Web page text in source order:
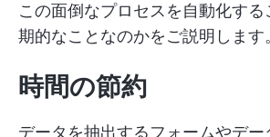
この面倒なプロセスを自動化す
期的なことなのかをご説明します
時間の節約
データを抽出するフォームやデ